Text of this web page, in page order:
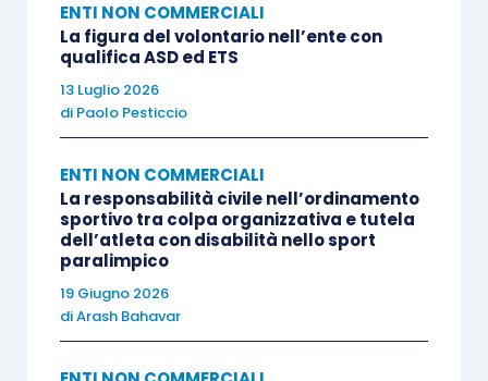
ENTI NON COMMERCIALI
La figura del volontario nell’ente con
qualifica ASD ed ETS
13 Luglio 2026
di Paolo Pesticcio
ENTI NON COMMERCIALI
La responsabilità civile nell’ordinamento
sportivo tra colpa organizzativa e tutela
dell’atleta con disabilità nello sport
paralimpico
19 Giugno 2026
diArash Bahavar